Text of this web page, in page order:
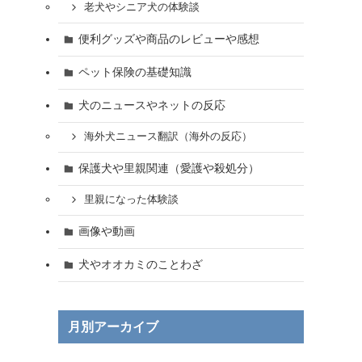
老犬やシニア犬の体験談
便利グッズや商品のレビューや感想
ペット保険の基礎知識
犬のニュースやネットの反応
海外犬ニュース翻訳（海外の反応）
保護犬や里親関連（愛護や殺処分）
里親になった体験談
画像や動画
犬やオオカミのことわざ
月別アーカイブ